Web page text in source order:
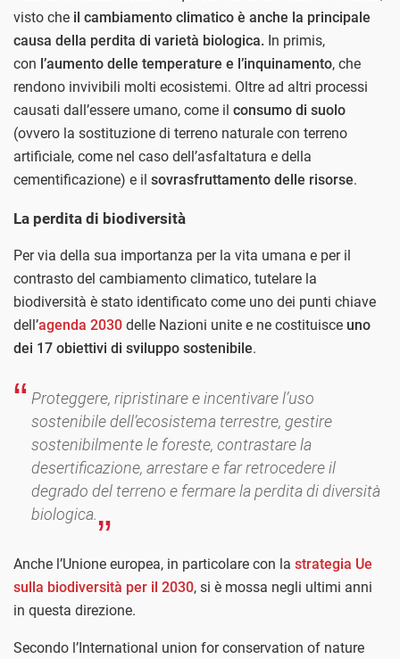
visto che il cambiamento climatico è anche la principale
causa della perdita di varietà biologica. In primis,
con l’aumento delle temperature e l’inquinamento, che
rendono invivibili molti ecosistemi. Oltre ad altri processi
causati dall’essere umano, come il consumo di suolo
(ovvero la sostituzione di terreno naturale con terreno
artificiale, come nel caso dell’asfaltatura e della
cementificazione) e il sovrasfruttamento delle risorse.
La perdita di biodiversità
Per via della sua importanza per la vita umana e per il
contrasto del cambiamento climatico, tutelare la
biodiversità è stato identificato come uno dei punti chiave
dell’agenda 2030 delle Nazioni unite e ne costituisce uno
dei 17 obiettivi di sviluppo sostenibile.
Proteggere, ripristinare e incentivare l’uso
sostenibile dell’ecosistema terrestre, gestire
sostenibilmente le foreste, contrastare la
desertificazione, arrestare e far retrocedere il
degrado del terreno e fermare la perdita di diversità
biologica.
Anche l’Unione europea, in particolare con la strategia Ue
sulla biodiversità per il 2030, si è mossa negli ultimi anni
in questa direzione.
Secondo l’International union for conservation of nature